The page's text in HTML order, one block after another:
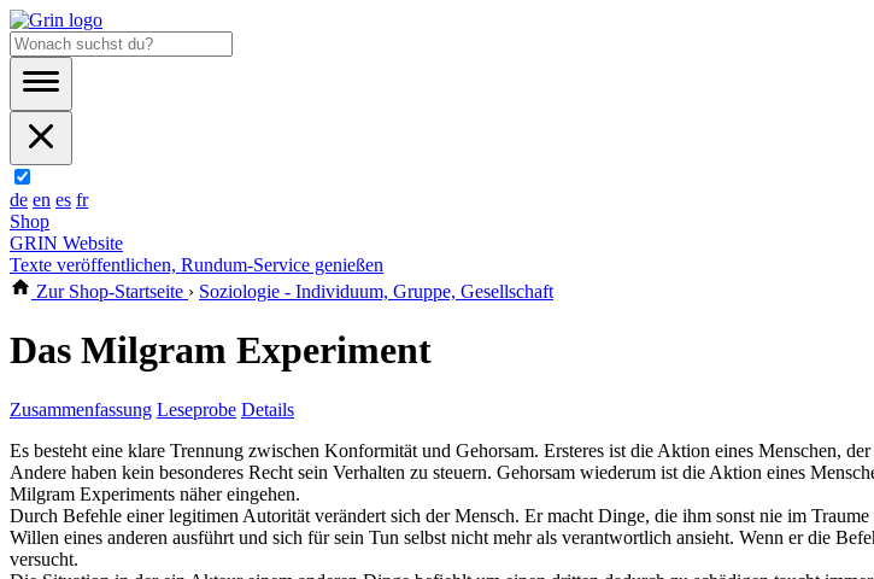
de en es fr
Shop
GRIN Website
Texte veröffentlichen, Rundum-Service genießen
Zur Shop-Startseite › Soziologie - Individuum, Gruppe, Gesellschaft
Das Milgram Experiment
Zusammenfassung Leseprobe Details
Es besteht eine klare Trennung zwischen Konformität und Gehorsam. Ersteres ist die Aktion eines Menschen,
Andere haben kein besonderes Recht sein Verhalten zu steuern. Gehorsam wiederum ist die Aktion eines
Milgram Experiments näher eingehen.
Durch Befehle einer legitimen Autorität verändert sich der Mensch. Er macht Dinge, die ihm sonst nie im
Willen eines anderen ausführt und sich für sein Tun selbst nicht mehr als verantwortlich ansieht. Wenn er die
versucht.